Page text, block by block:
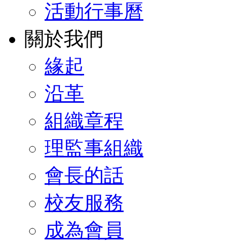
活動行事曆
關於我們
緣起
沿革
組織章程
理監事組織
會長的話
校友服務
成為會員